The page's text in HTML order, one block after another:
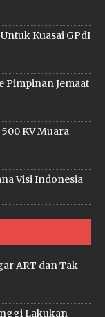
Kuasai GPdI
Pimpinan Jemaat
KV Muara
Visi Indonesia
ART dan Tak
Lakukan